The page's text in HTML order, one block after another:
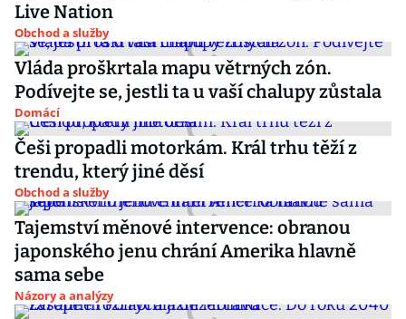
Live Nation
Obchod a služby
Vláda proškrtala mapu větrných zón.
Podívejte se, jestli ta u vaší chalupy zůstala
Domácí
Češi propadli motorkám. Král trhu těží z
trendu, který jiné děsí
Obchod a služby
Tajemství měnové intervence: obranou
japonského jenu chrání Amerika hlavně
sama sebe
Názory a analýzy